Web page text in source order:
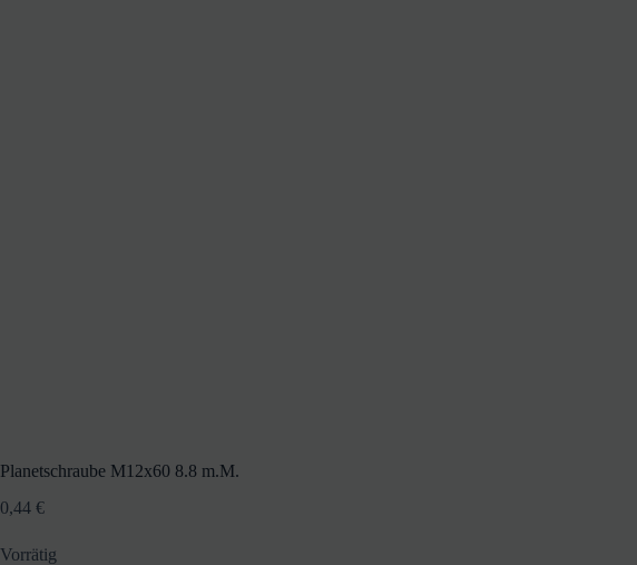
Planetschraube M12x60 8.8 m.M.
0,44 €
Vorrätig